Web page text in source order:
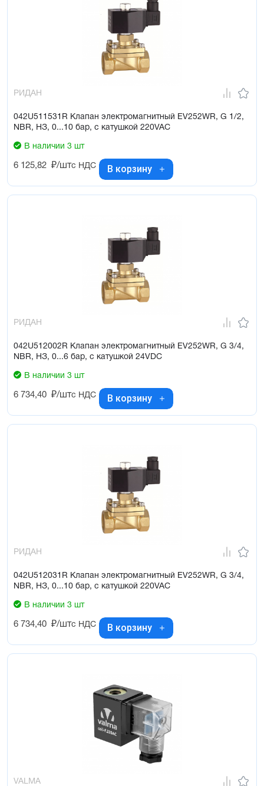
РИДАН
042U511531R Клапан электромагнитный EV252WR, G 1/2,
NBR, НЗ, 0...10 бар, с катушкой 220VAC
В наличии 3 шт
6 125,82 ₽/штс НДС В корзину
РИДАН
042U512002R Клапан электромагнитный EV252WR, G 3/4,
NBR, НЗ, 0...6 бар, с катушкой 24VDC
В наличии 3 шт
6 734,40 ₽/штс НДС В корзину
РИДАН
042U512031R Клапан электромагнитный EV252WR, G 3/4,
NBR, НЗ, 0...10 бар, с катушкой 220VAC
В наличии 3 шт
6 734,40 ₽/штс НДС В корзину
VALMA